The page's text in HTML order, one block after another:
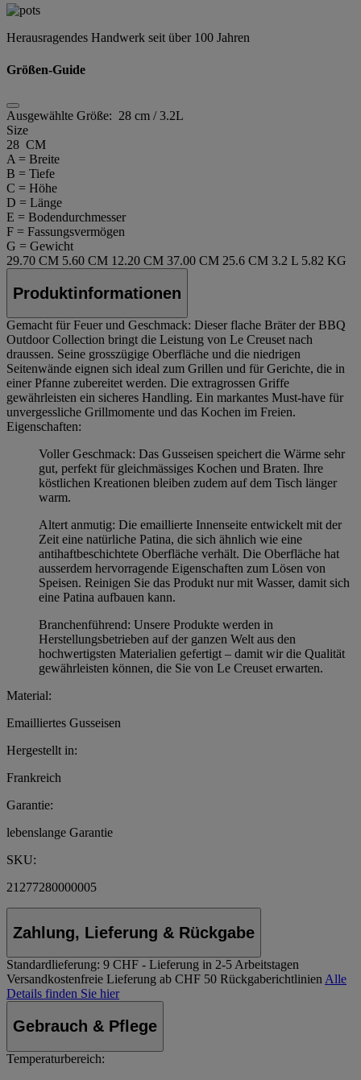
Herausragendes Handwerk seit über 100 Jahren
Größen-Guide
Ausgewählte Größe: 28 cm / 3.2L
Size
28 CM
A = Breite
B = Tiefe
C = Höhe
D = Länge
E = Bodendurchmesser
F = Fassungsvermögen
G = Gewicht
29.70 CM 5.60 CM 12.20 CM 37.00 CM 25.6 CM 3.2 L 5.82 KG
Produktinformationen
Gemacht für Feuer und Geschmack: Dieser flache Bräter der BBQ
Outdoor Collection bringt die Leistung von Le Creuset nach
draussen. Seine grosszügige Oberfläche und die niedrigen
Seitenwände eignen sich ideal zum Grillen und für Gerichte, die in
einer Pfanne zubereitet werden. Die extragrossen Griffe
gewährleisten ein sicheres Handling. Ein markantes Must-have für
unvergessliche Grillmomente und das Kochen im Freien.
Eigenschaften:
Voller Geschmack: Das Gusseisen speichert die Wärme sehr
gut, perfekt für gleichmässiges Kochen und Braten. Ihre
köstlichen Kreationen bleiben zudem auf dem Tisch länger
warm.
Altert anmutig: Die emaillierte Innenseite entwickelt mit der
Zeit eine natürliche Patina, die sich ähnlich wie eine
antihaftbeschichtete Oberfläche verhält. Die Oberfläche hat
ausserdem hervorragende Eigenschaften zum Lösen von
Speisen. Reinigen Sie das Produkt nur mit Wasser, damit sich
eine Patina aufbauen kann.
Branchenführend: Unsere Produkte werden in
Herstellungsbetrieben auf der ganzen Welt aus den
hochwertigsten Materialien gefertigt – damit wir die Qualität
gewährleisten können, die Sie von Le Creuset erwarten.
Material:
Emailliertes Gusseisen
Hergestellt in:
Frankreich
Garantie:
lebenslange Garantie
SKU:
21277280000005
Zahlung, Lieferung & Rückgabe
Standardlieferung: 9 CHF - Lieferung in 2-5 Arbeitstagen
Versandkostenfreie Lieferung ab CHF 50 Rückgaberichtlinien Alle
Details finden Sie hier
Gebrauch & Pflege
Temperaturbereich: